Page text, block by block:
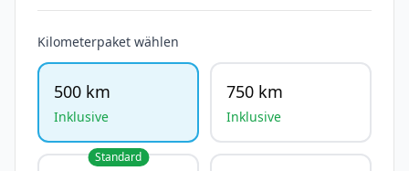
Kilometerpaket wählen
500 km
Inklusive
750 km
Inklusive
Standard